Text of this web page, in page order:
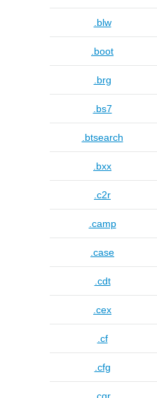
.blw
.boot
.brg
.bs7
.btsearch
.bxx
.c2r
.camp
.case
.cdt
.cex
.cf
.cfg